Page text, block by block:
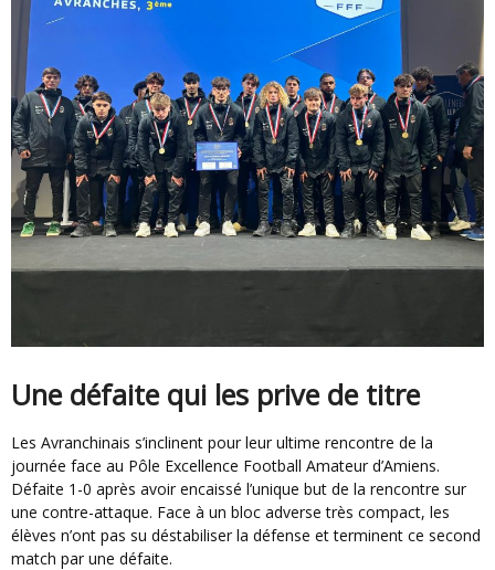
Une défaite qui les prive de titre
Les Avranchinais s’inclinent pour leur ultime rencontre de la
journée face au Pôle Excellence Football Amateur d’Amiens.
Défaite 1-0 après avoir encaissé l’unique but de la rencontre sur
une contre-attaque. Face à un bloc adverse très compact, les
élèves n’ont pas su déstabiliser la défense et terminent ce second
match par une défaite.